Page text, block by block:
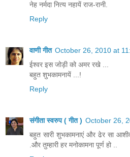
नेह नर्मदा नित्य नहायें राज-रानी.
Reply
वाणी गीत October 26, 2010 at
ईश्वर इस जोड़ी को अमर रखे ...
बहुत शुभकामनायें ...!
Reply
संगीता स्वरुप ( गीत ) October 26,
बहुत सारी शुभकामनाएं और ढेर सा
.और तुम्हारी हर मनोकामना पूर्ण हो ..